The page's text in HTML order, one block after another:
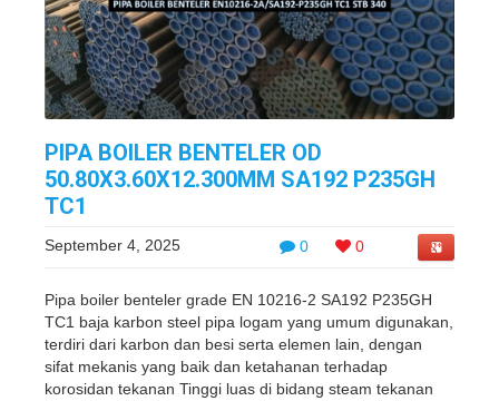
PIPA BOILER BENTELER OD
50.80X3.60X12.300MM SA192 P235GH
TC1
0 0
September 4, 2025
Pipa boiler benteler grade EN 10216-2 SA192 P235GH
TC1 baja karbon steel pipa logam yang umum digunakan,
terdiri dari karbon dan besi serta elemen lain, dengan
sifat mekanis yang baik dan ketahanan terhadap
korosidan tekanan Tinggi luas di bidang steam tekanan